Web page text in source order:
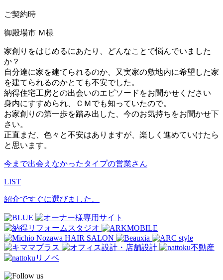
ご契約時
御殿場市 Ｍ様
家創りをはじめるにあたり、どんなことで悩んでいました
か？
自分達に家を建てられるのか、又実家の敷地内に希望した家
を建てられるのかとても不安でした。
納得住宅工房との出会いのエピソードをお聞かせください
身内にすすめられ、ＣＭでも知っていたので。
お家創りの第一歩を踏み出した、今のお気持ちをお聞かせ下
さい。
正直まだ、色々と不安はありますが、楽しく進めていけたら
と思います。
今まで出会えなかったタイプの営業さん
LIST
紹介ですぐに選びました。